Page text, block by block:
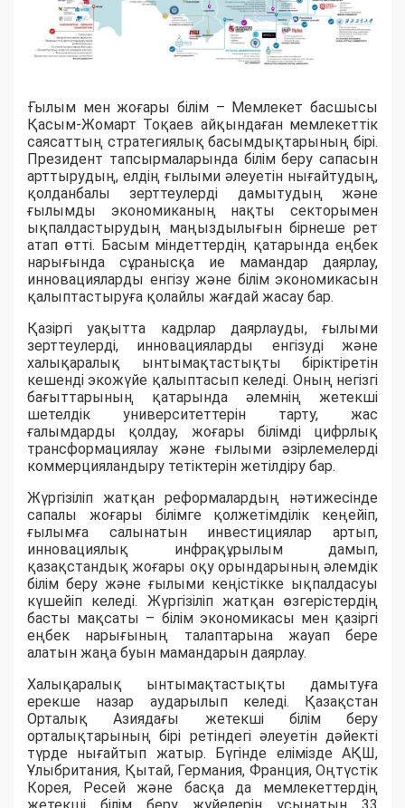
Ғылым мен жоғары білім – Мемлекет басшысы
Қасым-Жомарт Тоқаев айқындаған мемлекеттік
саясаттың стратегиялық басымдықтарының бірі.
Президент тапсырмаларында білім беру сапасын
арттырудың, елдің ғылыми әлеуетін нығайтудың,
қолданбалы зерттеулерді дамытудың және
ғылымды экономиканың нақты секторымен
ықпалдастырудың маңыздылығын бірнеше рет
атап өтті. Басым міндеттердің қатарында еңбек
нарығында сұранысқа ие мамандар даярлау,
инновацияларды енгізу және білім экономикасын
қалыптастыруға қолайлы жағдай жасау бар.
Қазіргі уақытта кадрлар даярлауды, ғылыми
зерттеулерді, инновацияларды енгізуді және
халықаралық ынтымақтастықты біріктіретін
кешенді экожүйе қалыптасып келеді. Оның негізгі
бағыттарының қатарында әлемнің жетекші
шетелдік университеттерін тарту, жас
ғалымдарды қолдау, жоғары білімді цифрлық
трансформациялау және ғылыми әзірлемелерді
коммерцияландыру тетіктерін жетілдіру бар.
Жүргізіліп жатқан реформалардың нәтижесінде
сапалы жоғары білімге қолжетімділік кеңейіп,
ғылымға салынатын инвестициялар артып,
инновациялық инфрақұрылым дамып,
қазақстандық жоғары оқу орындарының әлемдік
білім беру және ғылыми кеңістікке ықпалдасуы
күшейіп келеді. Жүргізіліп жатқан өзгерістердің
басты мақсаты – білім экономикасы мен қазіргі
еңбек нарығының талаптарына жауап бере
алатын жаңа буын мамандарын даярлау.
Халықаралық ынтымақтастықты дамытуға
ерекше назар аударылып келеді. Қазақстан
Орталық Азиядағы жетекші білім беру
орталықтарының бірі ретіндегі әлеуетін дәйекті
түрде нығайтып жатыр. Бүгінде елімізде АҚШ,
Ұлыбритания, Қытай, Германия, Франция, Оңтүстік
Корея, Ресей және басқа да мемлекеттердің